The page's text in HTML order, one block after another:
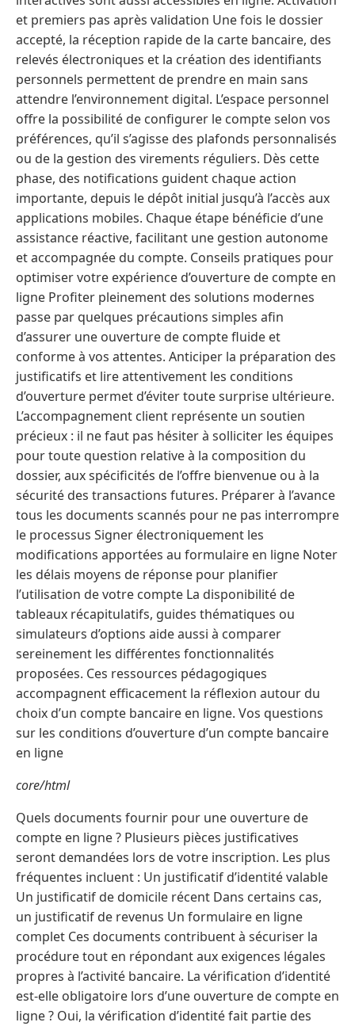
et premiers pas après validation Une fois le dossier
accepté, la réception rapide de la carte bancaire, des
relevés électroniques et la création des identifiants
personnels permettent de prendre en main sans
attendre l’environnement digital. L’espace personnel
offre la possibilité de configurer le compte selon vos
préférences, qu’il s’agisse des plafonds personnalisés
ou de la gestion des virements réguliers. Dès cette
phase, des notifications guident chaque action
importante, depuis le dépôt initial jusqu’à l’accès aux
applications mobiles. Chaque étape bénéficie d’une
assistance réactive, facilitant une gestion autonome
et accompagnée du compte. Conseils pratiques pour
optimiser votre expérience d’ouverture de compte en
ligne Profiter pleinement des solutions modernes
passe par quelques précautions simples afin
d’assurer une ouverture de compte fluide et
conforme à vos attentes. Anticiper la préparation des
justificatifs et lire attentivement les conditions
d’ouverture permet d’éviter toute surprise ultérieure.
L’accompagnement client représente un soutien
précieux : il ne faut pas hésiter à solliciter les équipes
pour toute question relative à la composition du
dossier, aux spécificités de l’offre bienvenue ou à la
sécurité des transactions futures. Préparer à l’avance
tous les documents scannés pour ne pas interrompre
le processus Signer électroniquement les
modifications apportées au formulaire en ligne Noter
les délais moyens de réponse pour planifier
l’utilisation de votre compte La disponibilité de
tableaux récapitulatifs, guides thématiques ou
simulateurs d’options aide aussi à comparer
sereinement les différentes fonctionnalités
proposées. Ces ressources pédagogiques
accompagnent efficacement la réflexion autour du
choix d’un compte bancaire en ligne. Vos questions
sur les conditions d’ouverture d’un compte bancaire
en ligne
core/html
Quels documents fournir pour une ouverture de
compte en ligne ? Plusieurs pièces justificatives
seront demandées lors de votre inscription. Les plus
fréquentes incluent : Un justificatif d’identité valable
Un justificatif de domicile récent Dans certains cas,
un justificatif de revenus Un formulaire en ligne
complet Ces documents contribuent à sécuriser la
procédure tout en répondant aux exigences légales
propres à l’activité bancaire. La vérification d’identité
est-elle obligatoire lors d’une ouverture de compte en
ligne ? Oui, la vérification d’identité fait partie des